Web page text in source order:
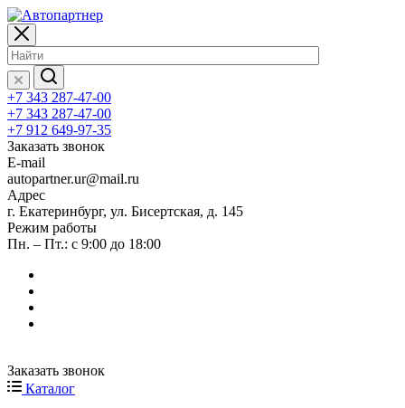
+7 343 287-47-00
+7 343 287-47-00
+7 912 649-97-35
Заказать звонок
E-mail
autopartner.ur@mail.ru
Адрес
г. Екатеринбург, ул. Бисертская, д. 145
Режим работы
Пн. – Пт.: с 9:00 до 18:00
Заказать звонок
Каталог